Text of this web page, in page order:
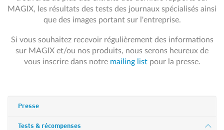
MAGIX, les résultats des tests des journaux spécialisés ainsi
que des images portant sur l'entreprise.
Si vous souhaitez recevoir régulièrement des informations
sur MAGIX et/ou nos produits, nous serons heureux de
vous inscrire dans notre mailing listpour la presse.
Presse
Tests & récompenses